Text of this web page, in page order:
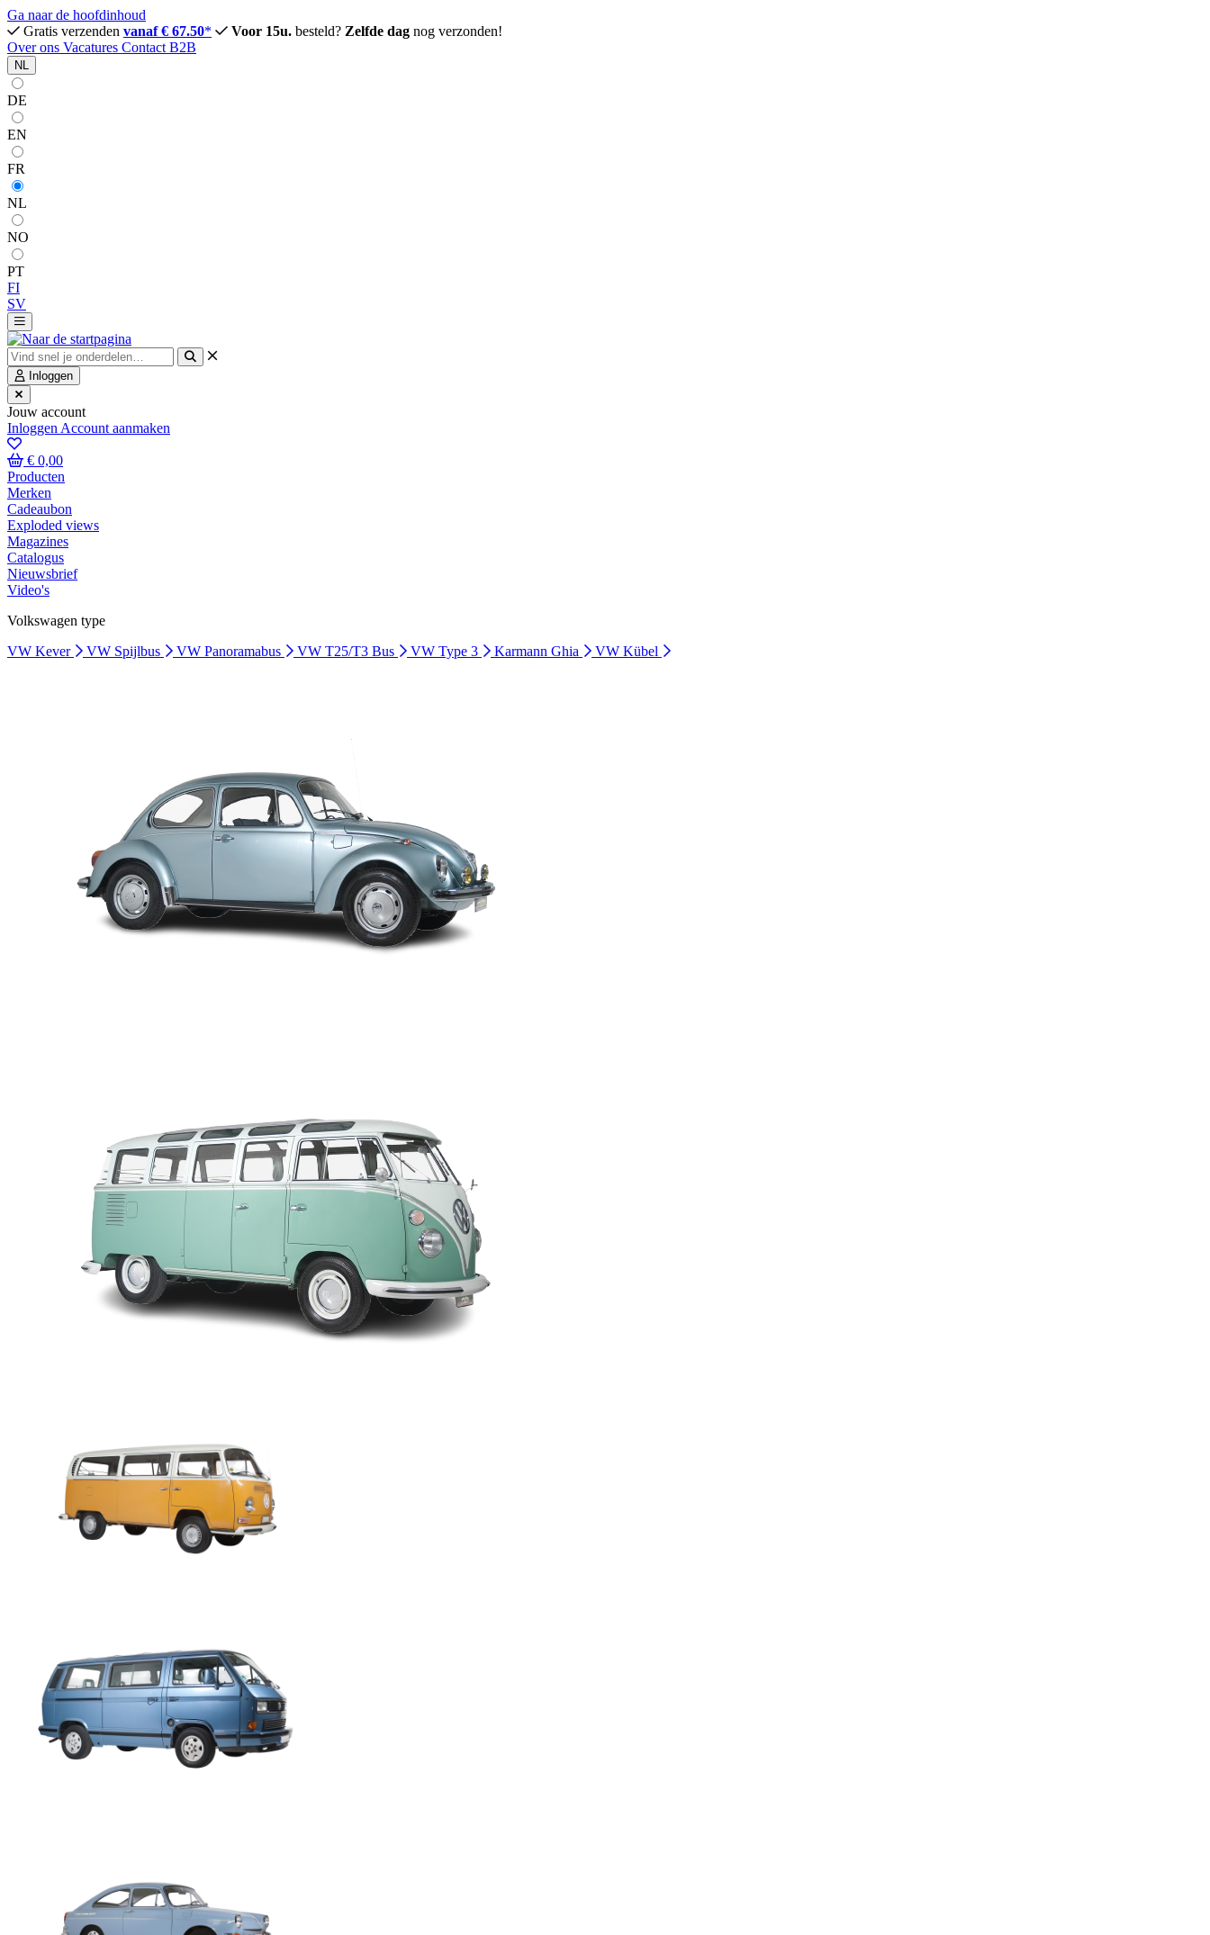
Ga naar de hoofdinhoud
Gratis verzenden vanaf € 67.50* Voor 15u. besteld? Zelfde dag nog verzonden!
Over ons Vacatures Contact B2B
NL
DE
EN
FR
NL
NO
PT
FI
SV
Inloggen
Jouw account
Inloggen Account aanmaken
€ 0,00
Producten
Merken
Cadeaubon
Exploded views
Magazines
Catalogus
Nieuwsbrief
Video's
Volkswagen type
VW Kever
VW Spijlbus VW Panoramabus VW T25/T3 Bus VW Type 3 Karmann Ghia VW Kübel